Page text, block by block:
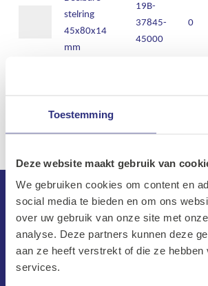
Toestemming
Deze website maakt gebruik van
We gebruiken cookies om content en
social media te bieden en om ons
over uw gebruik van onze site met
analyse. Deze partners kunnen deze
aan ze heeft verstrekt of die ze
services.
stelring
45x80x14
mm
19B-
37845-
45000
0
10x32x10mm